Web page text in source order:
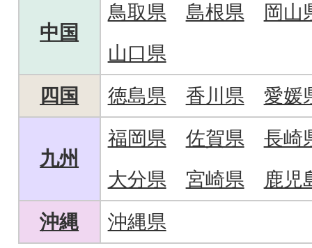
中国
鳥取県 島根県
岡山
山口県
四国
徳島県 香川県 愛媛
九州
福岡県 佐賀県
長崎
大分県
宮崎県
鹿児
沖縄
沖縄県